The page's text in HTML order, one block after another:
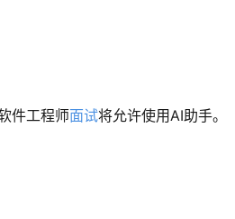
件工程师面试将允许使用AI助手。